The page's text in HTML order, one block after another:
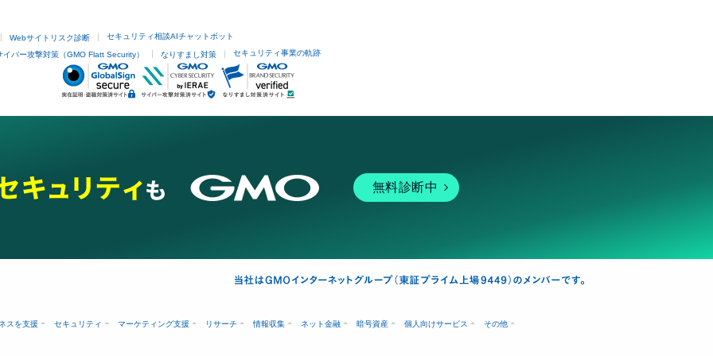
Webサイトリスク診断 セキュリティ相談AIチャットボット
イバー攻撃対策（GMO Flatt Security） なりすまし対策 セキュリティ事業の軌跡
無料診断中
スを支援 セキュリティ マーケティング支援 リサーチ 情報収集 ネット金融 暗号資産 個人向けサービス その他